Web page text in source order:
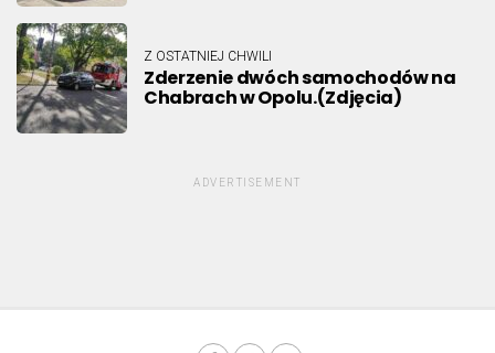
Z OSTATNIEJ CHWILI
Zderzenie dwóch samochodów na
Chabrach w Opolu.(Zdjęcia)
ADVERTISEMENT